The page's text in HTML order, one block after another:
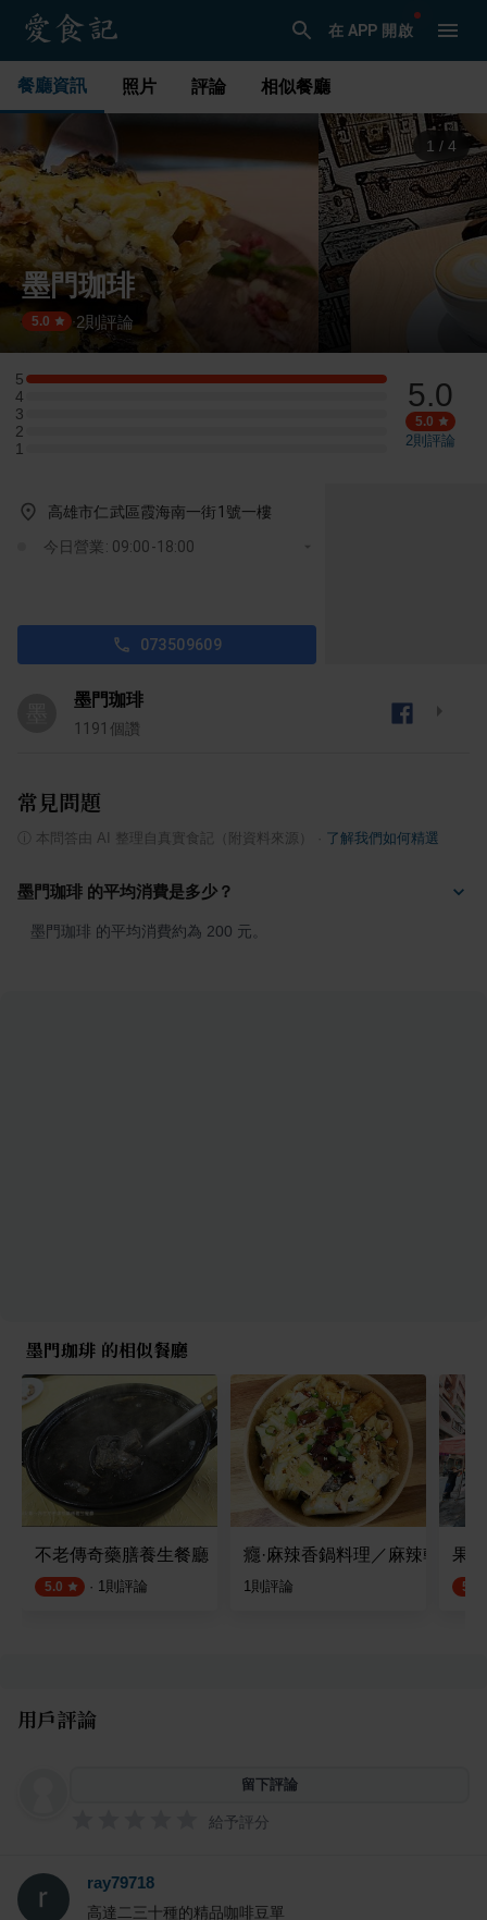
在 APP 開啟
餐廳資訊 照片 評論 相似餐廳
1 / 4
墨門珈琲
5.0 ·2則評論
5
5 星：1 則評論
4
4 星：0 則評論
3
3 星：0 則評論
2
2 星：0 則評論
1
1 星：0 則評論
5.0
5.0
2則評論
高雄市仁武區霞海南一街1號一樓
今日營業: 09:00-18:00
073509609
墨門珈琲
1191 個讚
常見問題
本問答由 AI 整理自真實食記（附資料來源） 了解我們如何精選
墨門珈琲 的平均消費是多少？
墨門珈琲 的平均消費約為 200 元。
墨門珈琲 的相似餐廳
不老傳奇藥膳養生餐廳
5.0 · 1則評論
癮·麻辣香鍋料理／麻辣乾鍋
1則評論
果
5.0
用戶評論
留下評論
給予評分
ray79718
高達二三十種的精品咖啡豆單